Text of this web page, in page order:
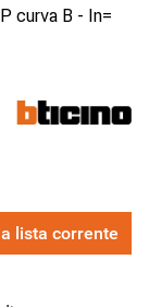
curva B - In=
lista corrente